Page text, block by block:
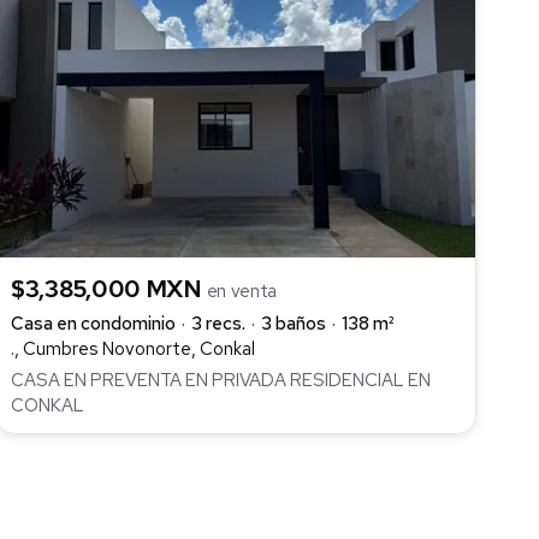
$3,385,000 MXN en venta
Casa en condominio
3 recs. 3 baños
138 m²
., Cumbres Novonorte, Conkal
CASA EN PREVENTA EN PRIVADA RESIDENCIAL EN
CONKAL